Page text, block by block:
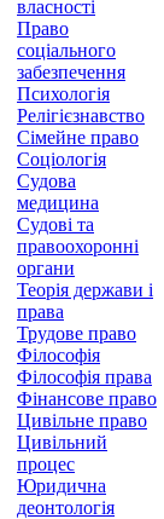
власності
Право
соціального
забезпечення
Психологія
Релігієзнавство
Сімейне право
Соціологія
Судова
медицина
Судові та
правоохоронні
органи
Теорія держави і
права
Трудове право
Філософія
Філософія права
Фінансове право
Цивільне право
Цивільний
процес
Юридична
деонтологія